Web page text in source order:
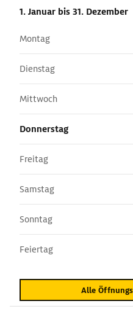
1. Januar bis 31. Dezember
Montag
Dienstag
Mittwoch
Donnerstag
Freitag
Samstag
Sonntag
Feiertag
Alle